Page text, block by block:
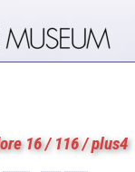
16 / 116 / plus4